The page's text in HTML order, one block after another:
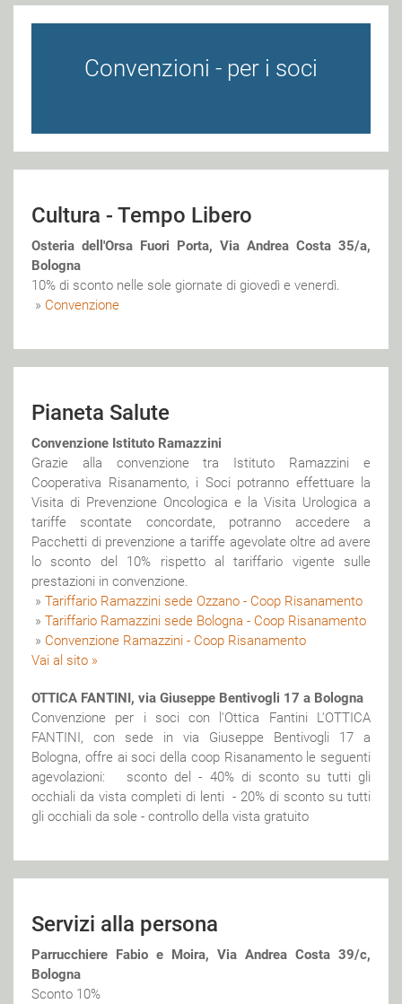
Convenzioni - per i soci
Cultura - Tempo Libero
Osteria dell'Orsa Fuori Porta, Via Andrea Costa 35/a,
Bologna
10% di sconto nelle sole giornate di giovedì e venerdì.
» Convenzione
Pianeta Salute
Convenzione Istituto Ramazzini
Grazie alla convenzione tra Istituto Ramazzini e
Cooperativa Risanamento, i Soci potranno effettuare la
Visita di Prevenzione Oncologica e la Visita Urologica a
tariffe scontate concordate, potranno accedere a
Pacchetti di prevenzione a tariffe agevolate oltre ad avere
lo sconto del 10% rispetto al tariffario vigente sulle
prestazioni in convenzione.
» Tariffario Ramazzini sede Ozzano - Coop Risanamento
» Tariffario Ramazzini sede Bologna - Coop Risanamento
» Convenzione Ramazzini - Coop Risanamento
Vai al sito »
OTTICA FANTINI, via Giuseppe Bentivogli 17 a Bologna
Convenzione per i soci con l'Ottica Fantini L'OTTICA
FANTINI, con sede in via Giuseppe Bentivogli 17 a
Bologna, offre ai soci della coop Risanamento le seguenti
agevolazioni: sconto del - 40% di sconto su tutti gli
occhiali da vista completi di lenti - 20% di sconto su tutti
gli occhiali da sole - controllo della vista gratuito
Servizi alla persona
Parrucchiere Fabio e Moira, Via Andrea Costa 39/c,
Bologna
Sconto 10%